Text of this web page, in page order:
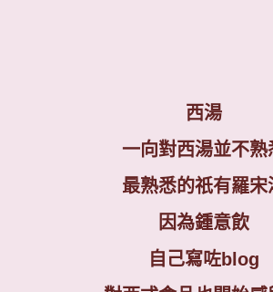
西湯
一向對西湯並不熟
最熟悉的祇有羅宋
因為鍾意飲
自己寫咗blog